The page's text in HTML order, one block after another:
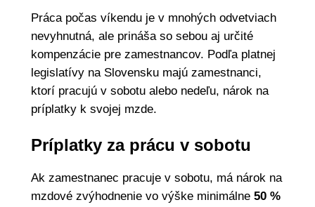
Práca počas víkendu je v mnohých odvetviach
nevyhnutná, ale prináša so sebou aj určité
kompenzácie pre zamestnancov. Podľa platnej
legislatívy na Slovensku majú zamestnanci,
ktorí pracujú v sobotu alebo nedeľu, nárok na
príplatky k svojej mzde.
Príplatky za prácu v sobotu
Ak zamestnanec pracuje v sobotu, má nárok na
mzdové zvýhodnenie vo výške minimálne 50 %